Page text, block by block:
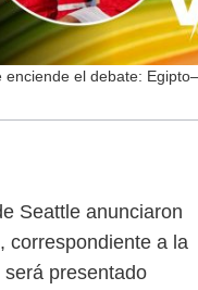
enciende el debate:
Seattle anunciaron
correspondiente a la
presentado